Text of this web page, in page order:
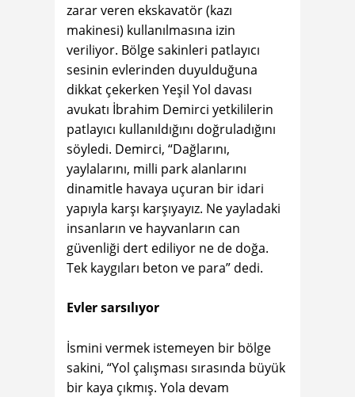
zarar veren ekskavatör (kazı
makinesi) kullanılmasına izin
veriliyor. Bölge sakinleri patlayıcı
sesinin evlerinden duyulduğuna
dikkat çekerken Yeşil Yol davası
avukatı İbrahim Demirci yetkililerin
patlayıcı kullanıldığını doğruladığını
söyledi. Demirci, “Dağlarını,
yaylalarını, milli park alanlarını
dinamitle havaya uçuran bir idari
yapıyla karşı karşıyayız. Ne yayladaki
insanların ve hayvanların can
güvenliği dert ediliyor ne de doğa.
Tek kaygıları beton ve para” dedi.
Evler sarsılıyor
İsmini vermek istemeyen bir bölge
sakini, “Yol çalışması sırasında büyük
bir kaya çıkmış. Yola devam